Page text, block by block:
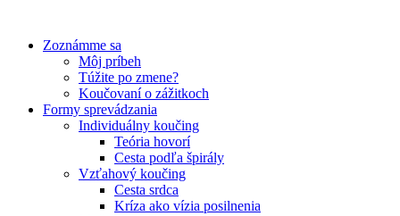
obsah
Zoznámme sa
Môj príbeh
Túžite po zmene?
Koučovaní o zážitkoch
Formy sprevádzania
Individuálny koučing
Teória hovorí
Cesta podľa špirály
Vzťahový koučing
Cesta srdca
Kríza ako vízia posilnenia